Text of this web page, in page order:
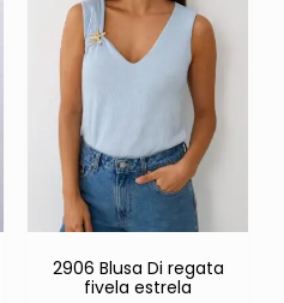
2906 Blusa Di regata
fivela estrela